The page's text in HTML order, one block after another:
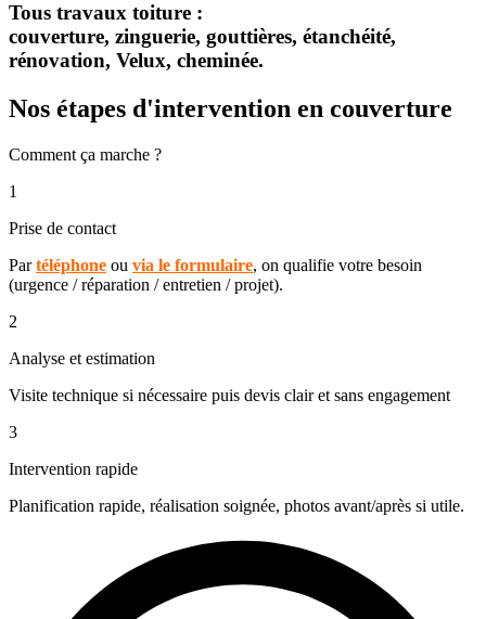
Tous travaux toiture :
couverture, zinguerie, gouttières, étanchéité,
rénovation, Velux, cheminée.
Nos étapes d'intervention en couverture
Comment ça marche ?
1
Prise de contact
Partéléphone ou via le formulaire, on qualifie votre besoin
(urgence / réparation / entretien / projet).
2
Analyse et estimation
Visite technique si nécessaire puis devis clair et sans engagement
3
Intervention rapide
Planification rapide, réalisation soignée, photos avant/après si utile.